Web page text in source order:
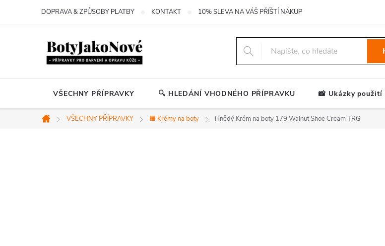
DOPRAVA & ZPŮSOBY PLATBY KONTAKT 10% SLEVA NA VÁŠ PŘÍŠTÍ NÁKUP
VŠECHNY PŘÍPRAVKY 🔍 HLEDÁNÍ VHODNÉHO PŘÍPRAVKU 📸 Ukázky použití
Domů
VŠECHNY PŘÍPRAVKY 🟧 Krémy na boty Hnědý Krém na boty 179 Walnut Shoe Cream TRG